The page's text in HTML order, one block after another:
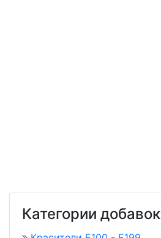
Категории добавок